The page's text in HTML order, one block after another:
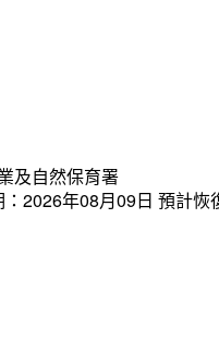
及自然保育署
2026年08月09日 預計